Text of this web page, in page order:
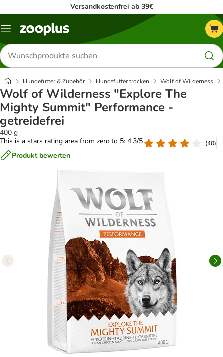
Versandkostenfrei ab 39€
Menü
Produkte
suchen
Hundefutter & Zubehör Hundefutter trocken Wolf of Wilderness
Wolf of Wilderness "Explore The
Mighty Summit" Performance -
getreidefrei
400 g
This is a stars rating area from zero to 5: 4.3/5
(40)
Produkt bewerten